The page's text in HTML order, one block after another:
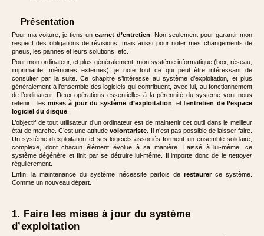
Présentation
Pour ma voiture, je tiens un carnet d’entretien . Non seulement pour garantir mon
respect des obligations de révisions, mais aussi pour noter mes changements de
pneus, les pannes et leurs solutions, etc.
Pour mon ordinateur, et plus généralement, mon système informatique (box, réseau,
imprimante, mémoires externes), je note tout ce qui peut être intéressant de
consulter par la suite. Ce chapitre s’intéresse au système d’exploitation, et plus
généralement à l’ensemble des logiciels qui contribuent, avec lui, au fonctionnement
de l’ordinateur. Deux opérations essentielles à la pérennité du système vont nous
retenir : les mises à jour du système d’exploitation , et l’entretien de l’espace
logiciel du disque
L’objectif de tout utilisateur d’un ordinateur est de maintenir cet outil dans le meilleur
état de marche. C’est une attitudevolontariste. Il n’est pas possible de laisser faire.
Un système d’exploitation et ses logiciels associés forment un ensemble solidaire,
complexe, dont chacun élément évolue à sa manière. Laissé à lui-même, ce
système dégénère et finit par se détruire lui-même. Il importe donc de le nettoyer
régulièrement.
Enfin, la maintenance du système nécessite parfois de restaurerce système.
Comme un nouveau départ.
1. Faire les mises à jour du système
d’exploitation